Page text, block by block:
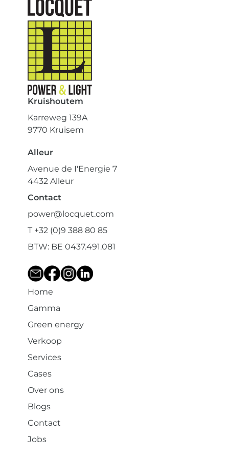
Kruishoutem
Karreweg 139A
9770 Kruisem
Alleur
Avenue de I'Energie 7
4432 Alleur
Contact
power@locquet.com
T +32 (0)9 388 80 85
BTW: BE 0437.491.081
Home
Gamma
Green energy
Verkoop
Services
Cases
Over ons
Blogs
Contact
Jobs